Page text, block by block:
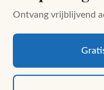
Ontvang vrijblijvend